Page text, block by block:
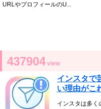
URLやプロフィールのU...
437904 view
インスタで
い理由がこ
インスタは多く